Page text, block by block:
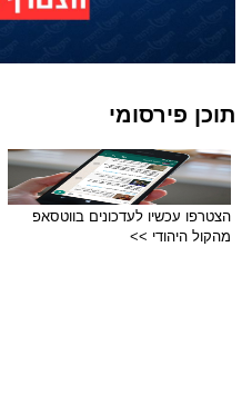
תוכן פירסומי
הצטרפו עכשיו לעדכונים בווטסאפ
מהקול היהודי >>